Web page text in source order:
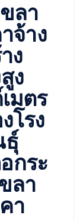
ลา
จ้าง
ง
ง
มตร
โรง
ธุ์
กระ
ลา
า